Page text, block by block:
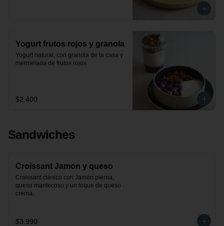
Yogurt frutos rojos y granola
Yogurt natural, con granola de la casa y
mermelada de frutos rojos.
$2.400
Sandwiches
Croissant Jamon y queso
Croissant clásico con Jamón pierna,
queso mantecoso y un toque de queso
crema.
$3.990